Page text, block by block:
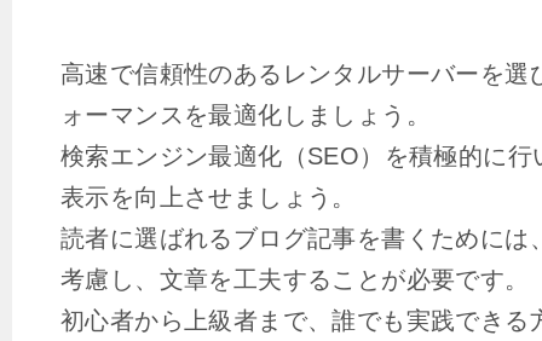
高速で信頼性のあるレンタルサーバーを選
ォーマンスを最適化しましょう。
検索エンジン最適化（SEO）を積極的に行
表示を向上させましょう。
読者に選ばれるブログ記事を書くためには
考慮し、文章を工夫することが必要です。
初心者から上級者まで、誰でも実践できる